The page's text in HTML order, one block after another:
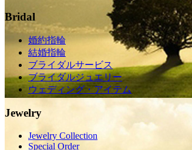
Bridal
婚約指輪
結婚指輪
ブライダルサービス
ブライダルジュエリー
ウェディング・アイテム
Jewelry
Jewelry Collection
Special Order